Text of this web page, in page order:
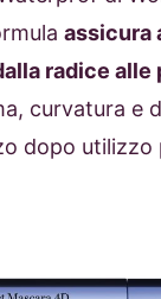
assicura
radice alle
curvatura e
dopo utilizzo